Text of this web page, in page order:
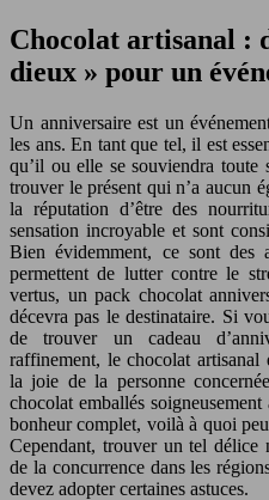
Chocolat artisanal :
dieux » pour un
Un anniversaire est un
les ans. En tant que tel, il est
qu’il ou elle se souviendra
trouver le présent qui n’a aucun
la réputation d’être des
sensation incroyable et sont
Bien évidemment, ce sont des
permettent de lutter contre le
vertus, un pack chocolat
décevra pas le destinataire. Si
de trouver un cadeau
raffinement, le chocolat artisanal
la joie de la personne
chocolat emballés
bonheur complet, voilà à quoi
Cependant, trouver un tel délice
de la concurrence dans les
devez adopter certaines astuces.